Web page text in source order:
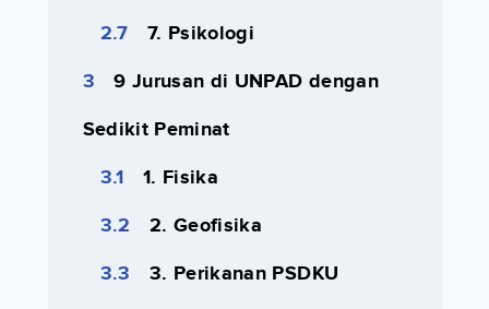
7. Psikologi
9 Jurusan di UNPAD dengan
Sedikit Peminat
1. Fisika
2. Geofisika
3. Perikanan PSDKU